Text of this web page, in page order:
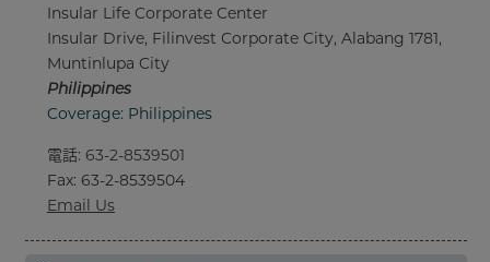
Insular Life Corporate Center
Insular Drive, Filinvest Corporate City, Alabang 1781,
Muntinlupa City
Philippines
Coverage: Philippines
電話: 63-2-8539501
Fax: 63-2-8539504
Email Us